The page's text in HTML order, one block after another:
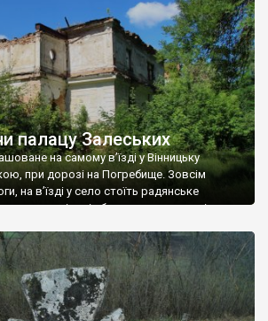
палацу Залеських
на самому в’їзді у Вінницьку
при дорозі на Погребище. Зовсім
на в’їзді у село стоїть радянське
показує жінку і яблуню, а трохи далі, десь
дві стареньких колії у траві – […]